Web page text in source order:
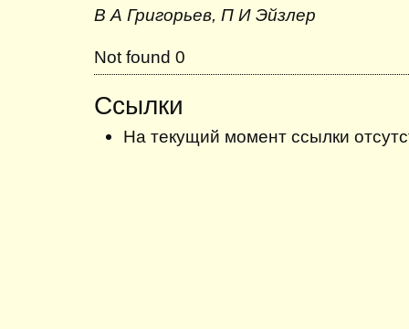
В А Григорьев, П И Эйзлер
Not found 0
Ссылки
На текущий момент ссылки